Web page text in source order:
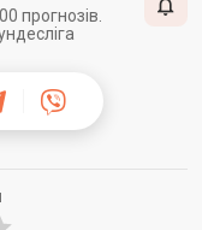
прогнозів.